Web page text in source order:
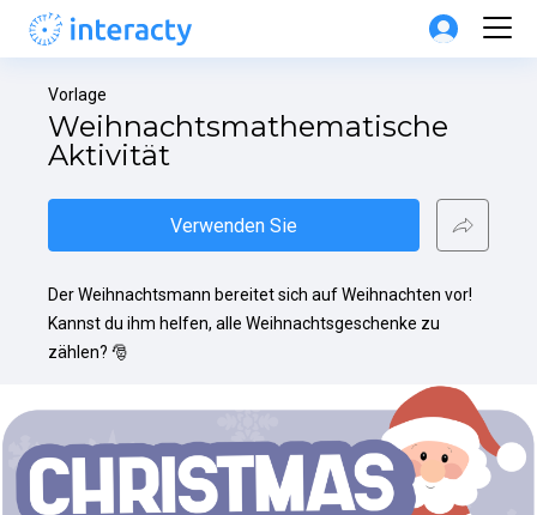
Vorlage
Weihnachtsmathematische
Aktivität
Verwenden Sie
Der Weihnachtsmann bereitet sich auf Weihnachten vor!
Kannst du ihm helfen, alle Weihnachtsgeschenke zu
zählen? 🎅